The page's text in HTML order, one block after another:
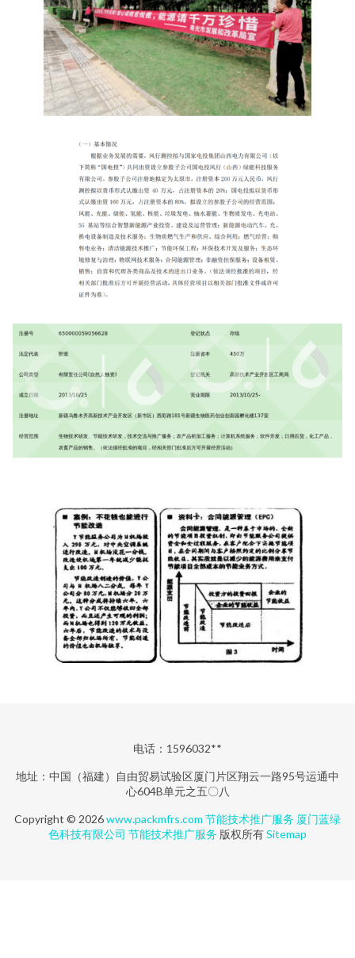
电话：1596032**
地址：中国（福建）自由贸易试验区厦门片区翔云一路95号运通中
心604B单元之五〇八
Copyright © 2026www.packmfrs.com 节能技术推广服务 厦门蓝绿
色科技有限公司 节能技术推广服务 版权所有Sitemap